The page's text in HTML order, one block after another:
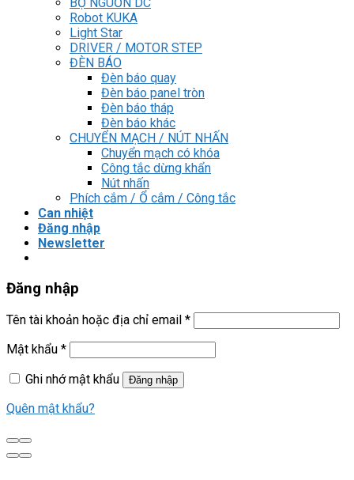
Robot KUKA
Light Star
DRIVER / MOTOR STEP
ĐÈN BÁO
Đèn báo quay
Đèn báo panel tròn
Đèn báo tháp
Đèn báo khác
CHUYỂN MẠCH / NÚT NHẤN
Chuyển mạch có khóa
Công tắc dừng khẩn
Nút nhấn
Phích cắm / Ổ cắm / Công tắc
Can nhiệt
Đăng nhập
Newsletter
Đăng nhập
Tên tài khoản hoặc địa chỉ email *
Mật khẩu *
Ghi nhớ mật khẩu
Đăng nhập
Quên mật khẩu?